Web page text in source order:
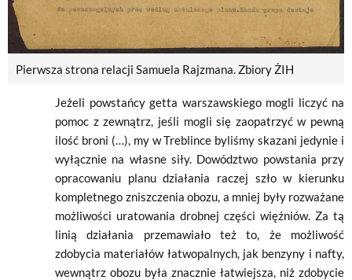
Pierwsza strona relacji Samuela Rajzmana. Zbiory ŻIH
Jeżeli powstańcy getta warszawskiego mogli liczyć na
pomoc z zewnątrz, jeśli mogli się zaopatrzyć w pewną
ilość broni (…), my w Treblince byliśmy skazani jedynie i
wyłącznie na własne siły. Dowództwo powstania przy
opracowaniu planu działania raczej szło w kierunku
kompletnego zniszczenia obozu, a mniej były rozważane
możliwości uratowania drobnej części więźniów. Za tą
linią działania przemawiało też to, że możliwość
zdobycia materiałów łatwopalnych, jak benzyny i nafty,
wewnątrz obozu była znacznie łatwiejsza, niż zdobycie